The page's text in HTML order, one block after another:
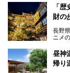
ので
て楽
リピ
しみ
「
財の
長野
ニメ
を隅
滞在
紹介
昼神
帰り